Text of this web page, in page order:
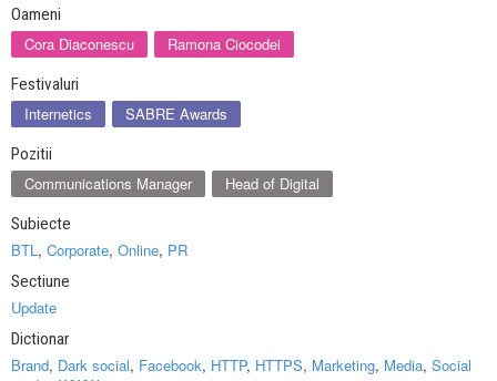
Oameni
Cora Diaconescu Ramona Ciocodei
Festivaluri
Internetics SABRE Awards
Pozitii
Communications Manager Head of Digital
Subiecte
BTL, Corporate, Online, PR
Sectiune
Update
Dictionar
Brand, Dark social, Facebook, HTTP, HTTPS, Marketing, Media, Social